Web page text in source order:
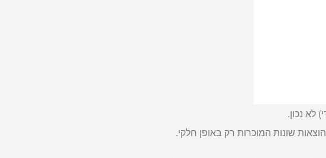
לא נכון.
שונות המוכרות רק באופן חלקי.